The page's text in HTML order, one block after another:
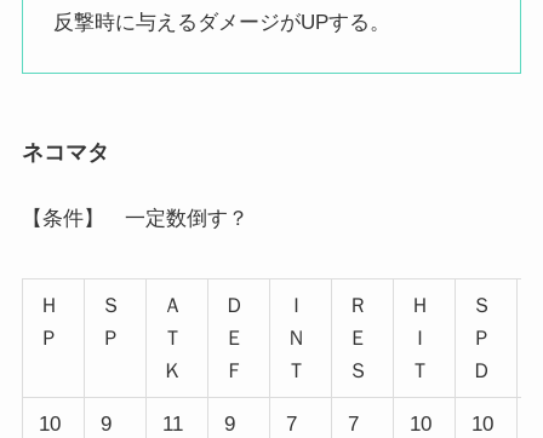
反撃時に与えるダメージがUPする。
ネコマタ
【条件】 一定数倒す？
Ｈ
Ｐ
Ｓ
Ｐ
Ａ
Ｔ
Ｋ
Ｄ
Ｅ
Ｆ
Ｉ
Ｎ
Ｔ
Ｒ
Ｅ
Ｓ
Ｈ
Ｉ
Ｔ
Ｓ
Ｐ
Ｄ
10
9
11
9
7
7
10
10